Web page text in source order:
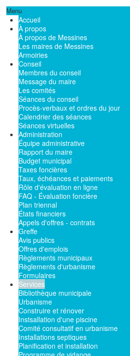
Menu
Accueil
À propos
À propos de Messines
Les maires de Messines
Armoiries
Conseil
Membres du conseil
Message du maire
Les comités
Séances du conseil
Procès-verbaux et ordres du jour
Calendrier des séances
Séances virtuelles
Administration
Équipe administrative
Rapport du maire
Budget municipal
Taxes foncières
Taux, échéances et paiements
Rôle d'évaluation en ligne
FAQ - Évaluation foncière
Plan triennal
États financiers
Appels d'offres - contrats
Greffe
Avis publics
Offres d'emplois
Règlements municipaux
Règlements d'urbanisme
Formulaires
Services
Bibliothèque municipale
Urbanisme
Construire et rénover
Instsallation d'une piscine
Comité consultatif en urbanisme
Installations septiques
Planification et installation